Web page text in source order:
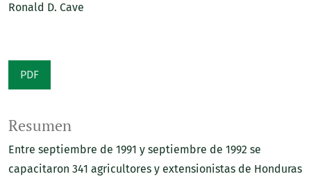
Ronald D. Cave
PDF
Resumen
Entre septiembre de 1991 y septiembre de 1992 se
capacitaron 341 agricultores y extensionistas de Honduras